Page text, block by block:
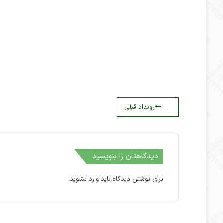
رویداد قبلی
دیدگاهتان را بنویسید
برای نوشتن دیدگاه باید وارد بشوید.